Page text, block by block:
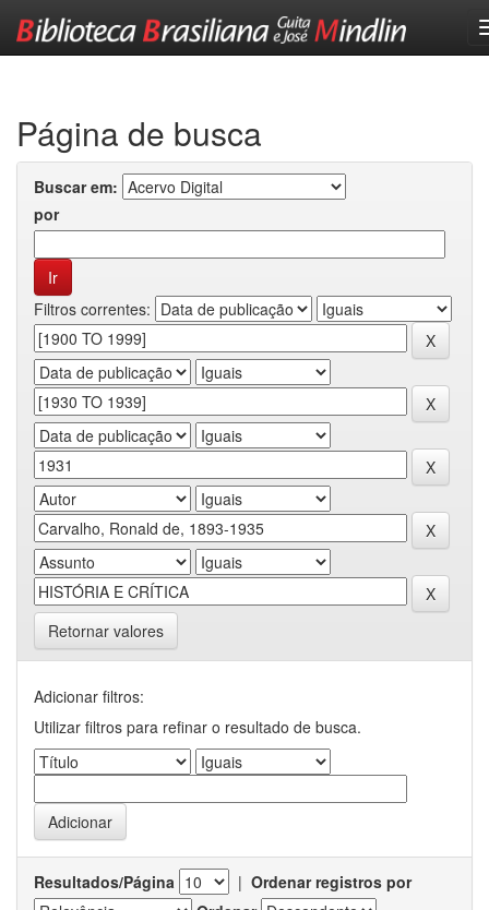
Página de busca
Buscar em:
por
Filtros correntes:
Retornar valores
Adicionar filtros:
Utilizar filtros para refinar o resultado de busca.
Resultados/Página | Ordenar registros por